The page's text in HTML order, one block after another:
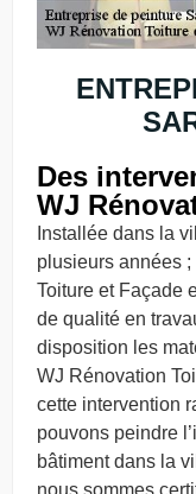
Des
WJ
Installée dans la
plusieurs années
Toiture et Façade
de qualité en
disposition les
WJ Rénovation
cette intervention
pouvons peindre
bâtiment dans la
nous sommes